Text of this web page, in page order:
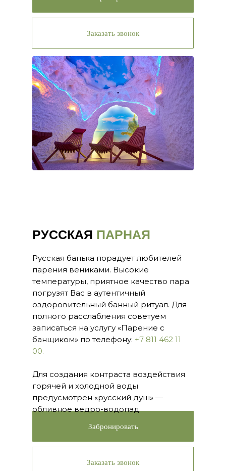
Заказать звонок
РУССКАЯ ПАРНАЯ
Забронировать
Заказать звонок
Русская банька порадует любителей
парения вениками. Высокие
температуры, приятное качество пара
погрузят Вас в аутентичный
оздоровительный банный ритуал. Для
полного расслабления советуем
записаться на услугу «Парение с
банщиком» по телефону: +7 811 462 11
00.
Для создания контраста воздействия
горячей и холодной воды
предусмотрен «русский душ» —
обливное ведро-водопад.